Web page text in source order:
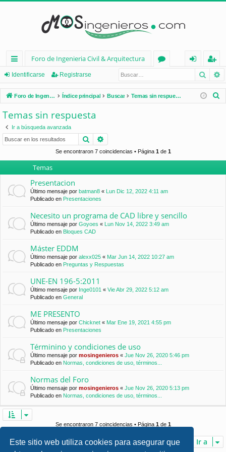
Este sitio web utiliza cookies para asegurar que
nl
ac
es
rá
pi
Foro de Ingenieria Civil & Arquitectura
os
nt
ifi
eg
ist
ra
Identificarse Registrarse
Foro de Ingenieria Civil & Arquitectura Índice principal Buscar Temas sin respuesta
Temas sin respuesta
Ir a búsqueda avanzada
Buscar
Se encontraron 7 coincidencias • Página 1de 1
Temas
Presentacion
Último mensaje por batman8 «
Lun Dic 12, 2022 4:11 am
Publicado en Presentaciones
Necesito un programa de CAD libre y sencillo
Último mensaje por Goyoes «
Lun Nov 14, 2022 3:49 am
Publicado en Bloques CAD
Máster EDDM
Último mensaje por alexx025 « Mar Jun 14, 2022 10:27 am
Publicado en Preguntas y Respuestas
UNE-EN 196-5:2011
Último mensaje por Inge0101 « Vie Abr 29, 2022 5:12 am
Publicado en General
ME PRESENTO
Último mensaje por Chicknet « Mar Ene 19, 2021 4:55 pm
Publicado en Presentaciones
Términino y condiciones de uso
Último mensaje por mosingenieros « Jue Nov 26, 2020 5:46 pm
Publicado en Normas, condiciones de uso, términos...
Normas del Foro
Último mensaje por mosingenieros « Jue Nov 26, 2020 5:13 pm
Publicado en Normas, condiciones de uso, términos...
Se encontraron 7 coincidencias • Página 1de 1
Ir a